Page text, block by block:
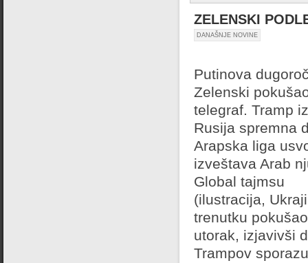
ZELENSKI
DANAŠNJE NOVINE
Putinova
Zelenski
telegraf. Tramp
Rusija spremna
Arapska liga
izveštava Arab
Global tajmsu
(ilustracija,
trenutku
utorak, izjavivši
Trampov